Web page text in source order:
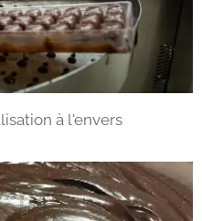
à l'envers